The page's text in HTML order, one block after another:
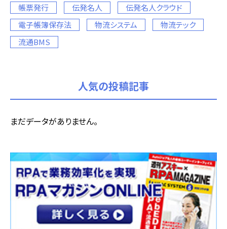
帳票発行
伝発名人
伝発名人クラウド
電子帳簿保存法
物流システム
物流テック
流通BMS
人気の投稿記事
まだデータがありません。